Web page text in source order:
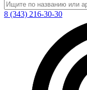
8 (343) 216-30-30